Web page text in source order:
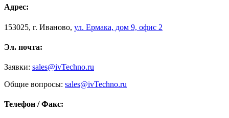
Адрес:
153025, г. Иваново, ул. Ермака, дом 9, офис 2
Эл. почта:
Заявки: sales@ivTechno.ru
Общие вопросы: sales@ivTechno.ru
Телефон / Факс: